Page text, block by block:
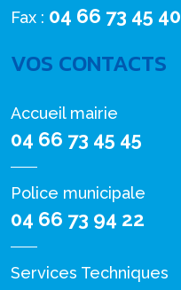
Fax : 04 66 73 45 40
VOS CONTACTS
Accueil mairie
04 66 73 45 45
Police municipale
04 66 73 94 22
Services Techniques